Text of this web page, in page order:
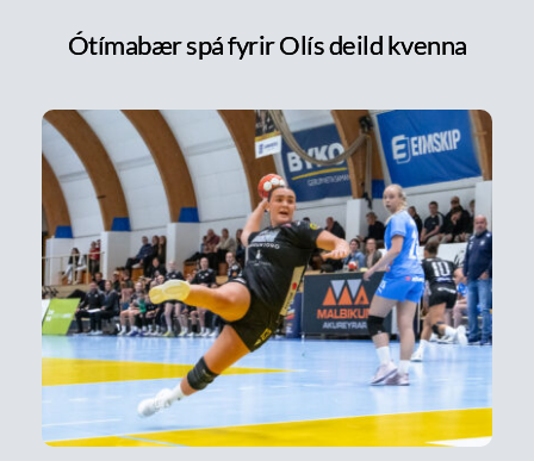
Ótímabær spá fyrir Olís deild kvenna